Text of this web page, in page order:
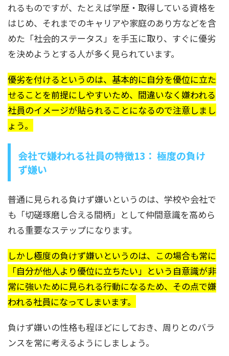
れるものですが、たとえば学歴・取得している資格を
はじめ、それまでのキャリアや家庭のあり方などを含
めた「社会的ステータス」を手玉に取り、すぐに優劣
を決めようとする人が多く見られています。
優劣を付けるというのは、基本的に自分を優位に立た
せることを前提にしやすいため、間違いなく嫌われる
社員のイメージが貼られることになるので注意しまし
ょう。
会社で嫌われる社員の特徴13： 極度の負け
ず嫌い
普通に見られる負けず嫌いというのは、学校や会社で
も「切磋琢磨し合える間柄」として仲間意識を高めら
れる重要なステップになります。
しかし極度の負けず嫌いというのは、この場合も常に
「自分が他人より優位に立ちたい」という自意識が非
常に強いために見られる行動になるため、その点で嫌
われる社員になってしまいます。
負けず嫌いの性格も程ほどにしておき、周りとのバラ
ンスを常に考えるようにしましょう。